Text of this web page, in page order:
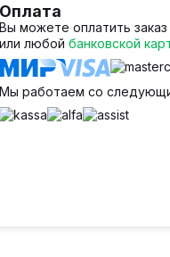
Оплата
Вы можете оплатить заказ
или любой банковской
Мы работаем со